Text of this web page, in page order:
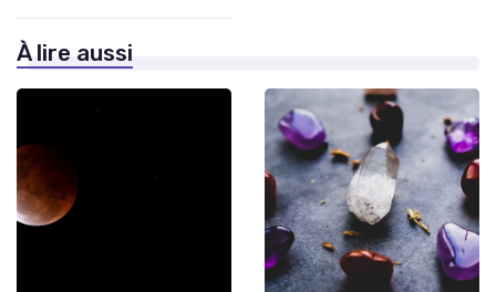
À lire aussi